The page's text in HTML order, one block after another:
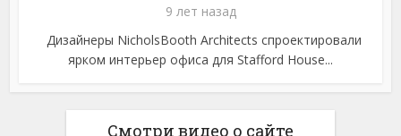
9 лет назад
Дизайнеры NicholsBooth Architects спроектировали
ярком интерьер офиса для Stafford House...
Смотри видео о сайте